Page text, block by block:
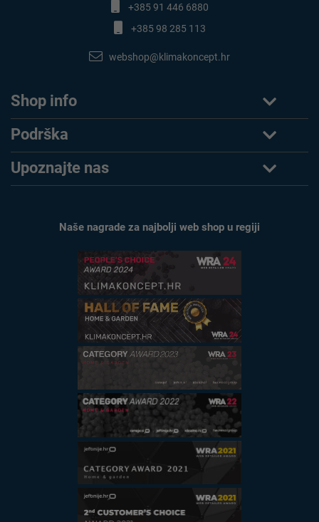
+385 91 446 6880
+385 98 285 113
webshop@klimakoncept.hr
Shop info
Podrška
Upoznajte nas
Naše nagrade za najbolji web shop u regiji